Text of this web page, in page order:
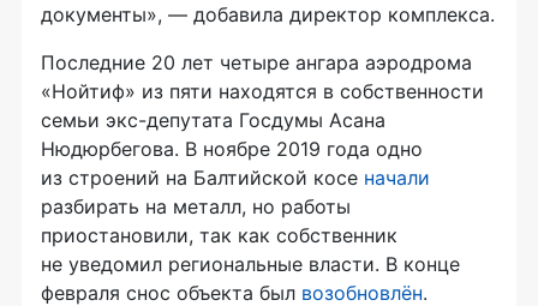
документы», — добавила директор комплекса.
Последние 20 лет четыре ангара аэродрома
«Нойтиф» из пяти находятся в собственности
семьи экс-депутата Госдумы Асана
Нюдюрбегова. В ноябре 2019 года одно
из строений на Балтийской косе начали
разбирать на металл, но работы
приостановили, так как собственник
не уведомил региональные власти. В конце
февраля снос объекта был возобновлён.